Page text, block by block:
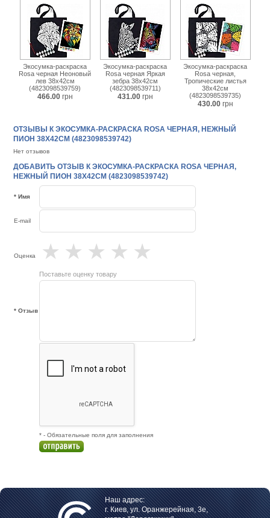
Экосумка-раскраска
Rosa черная Неоновый
лев 38х42см
(4823098539759)
466.00 грн
Экосумка-раскраска
Rosa черная Яркая
зебра 38х42см
(4823098539711)
431.00 грн
Экосумка-раскраска
Rosa черная,
Тропические листья
38х42см
(4823098539735)
430.00 грн
ОТЗЫВЫ К ЭКОСУМКА-РАСКРАСКА ROSA ЧЕРНАЯ, НЕЖНЫЙ
ПИОН 38Х42СМ (4823098539742)
Нет отзывов
ДОБАВИТЬ ОТЗЫВ К ЭКОСУМКА-РАСКРАСКА ROSA ЧЕРНАЯ,
НЕЖНЫЙ ПИОН 38Х42СМ (4823098539742)
* Имя
E-mail
Оценка ★
★
★
★
★
Поставьте оценку товару
* Отзыв
* - Обязательные поля для заполнения
Наш адрес:
г. Киев, ул. Оранжерейная, 3е,